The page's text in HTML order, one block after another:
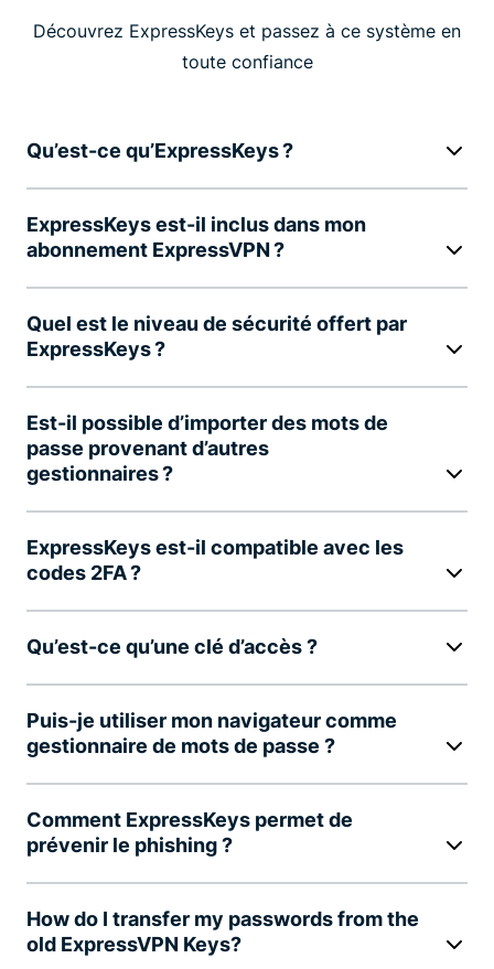
Découvrez ExpressKeys et passez à ce système en
toute confiance
Qu’est-ce qu’ExpressKeys ?
ExpressKeys est-il inclus dans mon
abonnement ExpressVPN ?
Quel est le niveau de sécurité offert par
ExpressKeys ?
Est-il possible d’importer des mots de
passe provenant d’autres
gestionnaires ?
ExpressKeys est-il compatible avec les
codes 2FA ?
Qu’est-ce qu’une clé d’accès ?
Puis-je utiliser mon navigateur comme
gestionnaire de mots de passe ?
Comment ExpressKeys permet de
prévenir le phishing ?
How do I transfer my passwords from the
old ExpressVPN Keys?